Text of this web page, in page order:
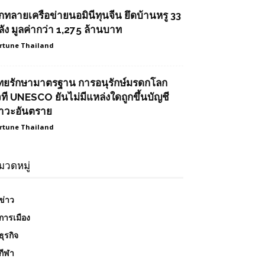
ทลายเครือข่ายนอมินีทุนจีน ยึดบ้านหรู 33
ง มูลค่ากว่า 1,275 ล้านบาท
Thailand
ยรักษามาตรฐาน การอนุรักษ์มรดกโลก
ที UNESCO ยันไม่มีแหล่งใดถูกขึ้นบัญชี
วะอันตราย
Thailand
วดหมู่
าว
ารเมือง
ธุรกิจ
ฬา